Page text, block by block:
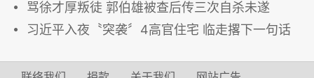
骂徐才厚叛徒 郭伯雄被查后传三次自杀未遂
习近平入夜〝突袭〞4高官住宅 临走撂下一句话